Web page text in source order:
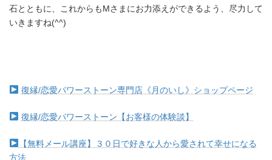
石とともに、これからもMさまにお力添えができるよう、尽力して
いきますね(^^)
復縁/恋愛パワーストーン専門店《月のいし》ショップページ
復縁/恋愛パワーストーン【お客様の体験談】
【無料メール講座】３０日で好きな人から愛されて幸せになる
方法